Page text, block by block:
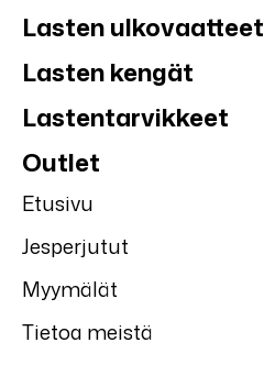
Lasten ulkovaatteet
Lasten kengät
Lastentarvikkeet
Outlet
Etusivu
Jesperjutut
Myymälät
Tietoa meistä